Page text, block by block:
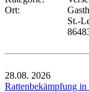
Ort:
St.-
28.08. 2026
Rattenbekämpfung